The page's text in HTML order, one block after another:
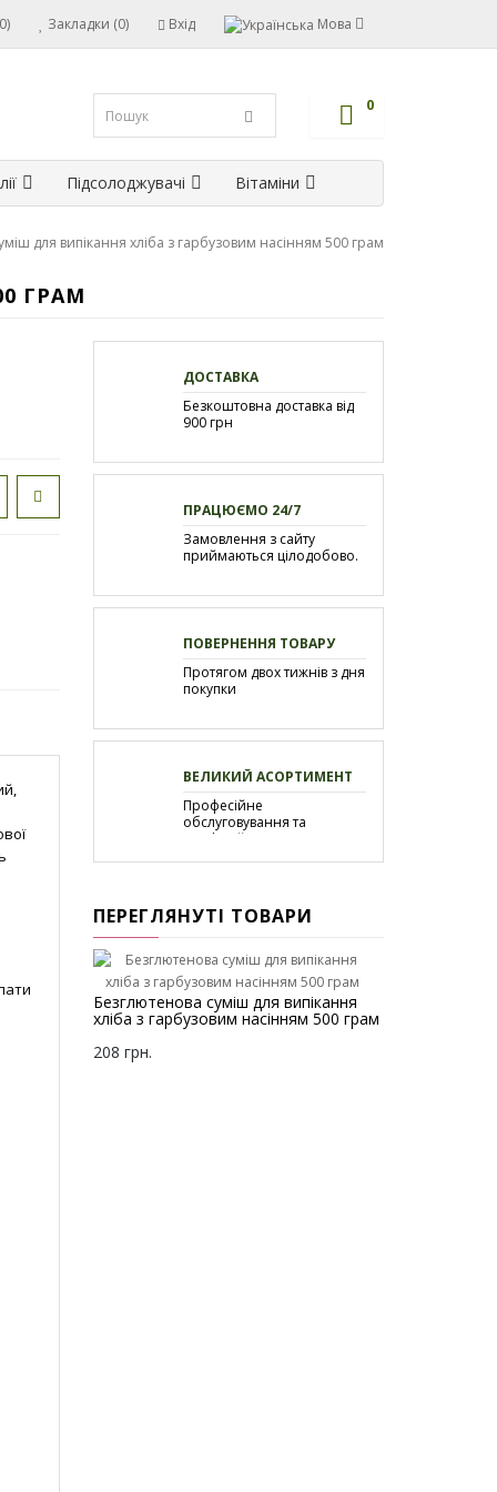
Мова
Вхід
Закладки (0)
0
Підсолоджувачі Вітаміни
для випікання хліба з гарбузовим насінням 500 грам
ГРАМ
ДОСТАВКА
Безкоштовна доставка від
900 грн
ПРАЦЮЄМО 24/7
Замовлення з сайту
приймаються цілодобово.
ПОВЕРНЕННЯ ТОВАРУ
Протягом двох тижнів з дня
покупки
ВЕЛИКИЙ АСОРТИМЕНТ
Професійне
обслуговування та
професійна допомога
ПЕРЕГЛЯНУТІ ТОВАРИ
Безглютенова суміш для випікання
хліба з гарбузовим насінням 500 грам
208 грн.